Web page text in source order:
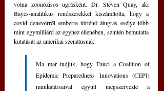
volna zoonózisos ugrásként. Dr. Steven Quay, aki
Bayes-analitikus rendszerekkel kiszámította, hogy a
covid denevérről emberre történő átugrás esélye több
mint egymilliárd az egyhez ellenében, szintén bemutatta
kutatását az amerikai szenátusnak.
Ma már tudjuk, hogy Fauci a Coalition of
Epidemic Preparedness Innovations (CEPI)
munkatársaival együtt megszervezte a